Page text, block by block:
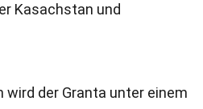
Kasachstan und
wird der Granta unter einem